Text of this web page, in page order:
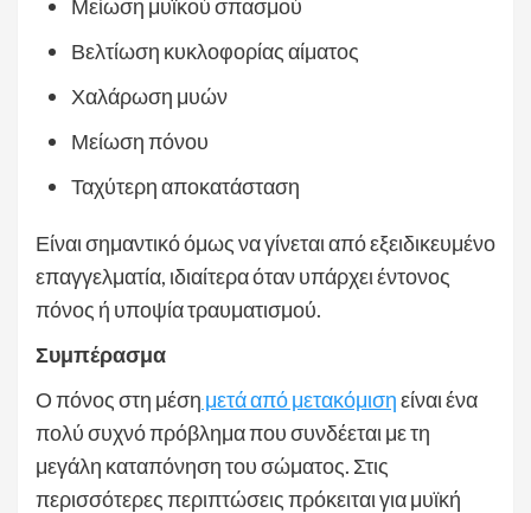
Μείωση μυϊκού σπασμού
Βελτίωση κυκλοφορίας αίματος
Χαλάρωση μυών
Μείωση πόνου
Ταχύτερη αποκατάσταση
Είναι σημαντικό όμως να γίνεται από εξειδικευμένο
επαγγελματία, ιδιαίτερα όταν υπάρχει έντονος
πόνος ή υποψία τραυματισμού.
Συμπέρασμα
Ο πόνος στη μέση μετά από μετακόμισηείναι ένα
πολύ συχνό πρόβλημα που συνδέεται με τη
μεγάλη καταπόνηση του σώματος. Στις
περισσότερες περιπτώσεις πρόκειται για μυϊκή